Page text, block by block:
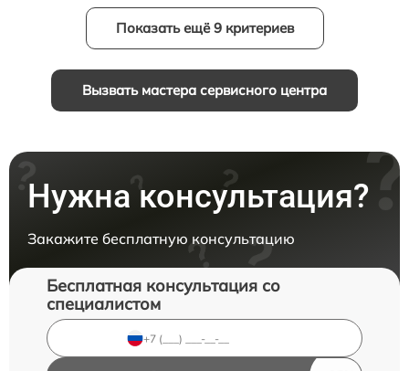
Показать ещё 9 критериев
Вызвать мастера сервисного центра
Нужна консультация?
Закажите бесплатную консультацию
Бесплатная консультация со
специалистом